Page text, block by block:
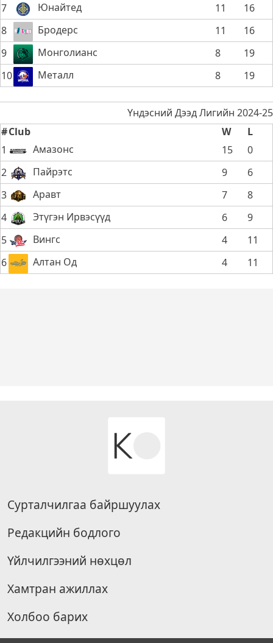
7
Юнайтед 11
16
8
Бродерс 11
16
9
Монголианс 8
19
10
Металл 8 19
Үндэсний Дээд Лигийн 2024-25
#Club W
L
1
Амазонс 15
0
2
Пайрэтс 9
6
3
Аравт 7
8
4
Этүгэн Ирвэсүүд 6
9
5
Вингс 4
11
6
Алтан Од 4 11
Сурталчилгаа байршуулах
Редакцийн бодлого
Үйлчилгээний нөхцөл
Хамтран ажиллах
Холбоо барих